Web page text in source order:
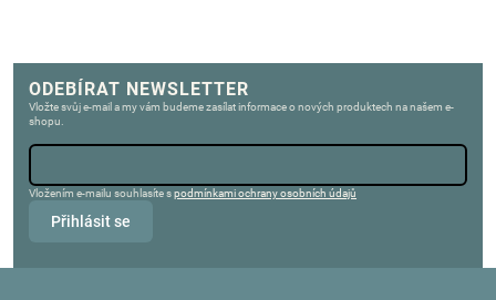
ODEBÍRAT NEWSLETTER
Vložte svůj e-mail a my vám budeme zasílat informace o nových produktech na našem e-
shopu.
Vložením e-mailu souhlasíte spodmínkami ochrany osobních údajů
Přihlásit se